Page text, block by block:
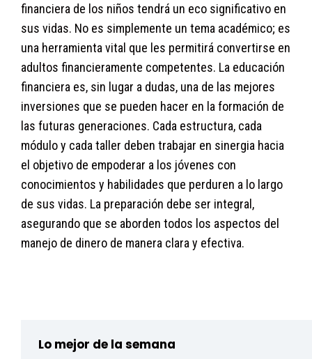
financiera de los niños tendrá un eco significativo en
sus vidas. No es simplemente un tema académico; es
una herramienta vital que les permitirá convertirse en
adultos financieramente competentes. La educación
financiera es, sin lugar a dudas, una de las mejores
inversiones que se pueden hacer en la formación de
las futuras generaciones. Cada estructura, cada
módulo y cada taller deben trabajar en sinergia hacia
el objetivo de empoderar a los jóvenes con
conocimientos y habilidades que perduren a lo largo
de sus vidas. La preparación debe ser integral,
asegurando que se aborden todos los aspectos del
manejo de dinero de manera clara y efectiva.
Lo mejor de la semana